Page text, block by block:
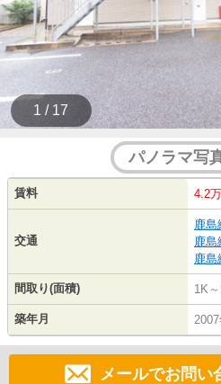
1 / 17
パノラマ写
賃料 4.2
交通
鹿島
鹿島
鹿島
間取り(面積) 1K
築年月
メールでお問い